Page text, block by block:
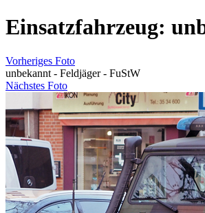
Einsatzfahrzeug:
Vorheriges Foto
unbekannt - Feldjäger - FuStW
Nächstes Foto